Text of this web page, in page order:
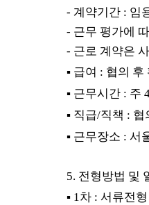
- 계약기간 : 임
- 근무 평가에
- 근로 계약은
▪ 급여 : 협의 후
▪ 근무시간 : 주
▪ 직급/직책 : 협
▪ 근무장소 : 서
5. 전형방법 및
▪ 1차 : 서류전형